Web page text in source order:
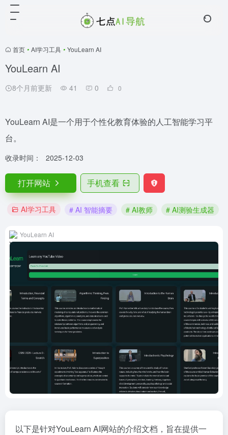
首页 • AI学习工具 • YouLearn AI
YouLearn AI
8个月前更新 41 0 0
YouLearn AI是一个用于个性化教育体验的人工智能学习平
台。
收录时间： 2025-12-03
打开网站 手机查看
AI学习工具 # AI 智能摘要 # AI教师 # AI测验生成器
YouLearn AI
以下是针对YouLearn AI网站的介绍文档，旨在提供一